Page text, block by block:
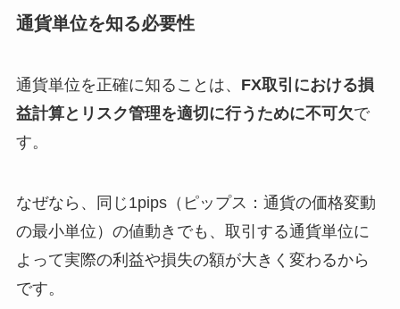
通貨単位を知る必要性
通貨単位を正確に知ることは、 FX取引における損
益計算とリスク管理を適切に行うために不可欠で
す。
なぜなら、同じ1pips（ピップス：通貨の価格変動
の最小単位）の値動きでも、取引する通貨単位に
よって実際の利益や損失の額が大きく変わるから
です。